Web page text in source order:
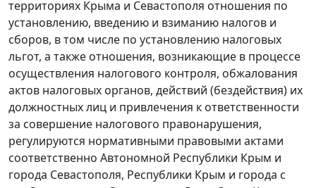
территориях Крыма и Севастополя отношения по
установлению, введению и взиманию налогов и
сборов, в том числе по установлению налоговых
льгот, а также отношения, возникающие в процессе
осуществления налогового контроля, обжалования
актов налоговых органов, действий (бездействия) их
должностных лиц и привлечения к ответственности
за совершение налогового правонарушения,
регулируются нормативными правовыми актами
соответственно Автономной Республики Крым и
города Севастополя, Республики Крым и города с